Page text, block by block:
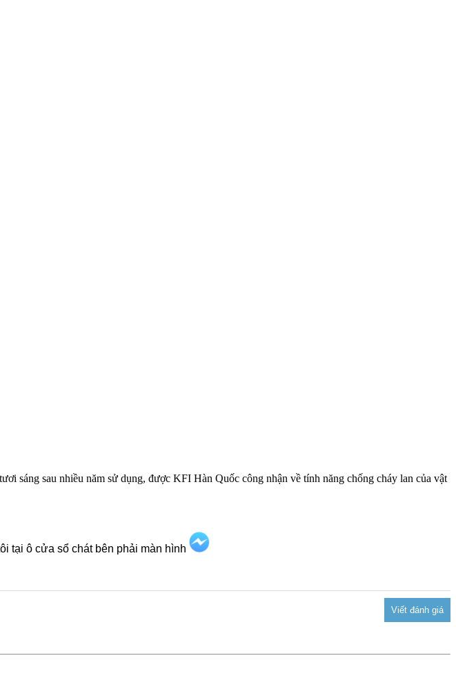
sáng sau nhiều năm sử dụng, được KFI Hàn Quốc công nhận về tính năng chống cháy lan của vật
tại ô cửa sổ chát bên phải màn hình